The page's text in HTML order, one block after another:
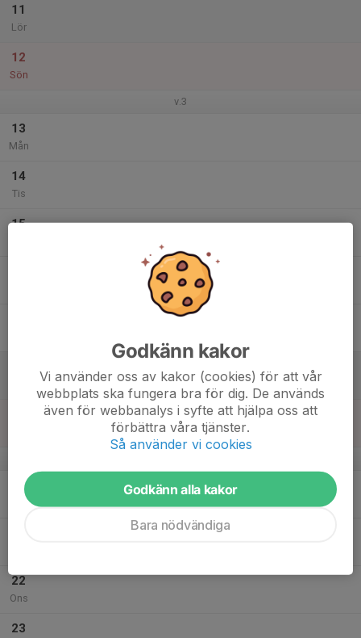
11
Lör
12
Sön
v.3
13
Mån
14
Tis
15
20
Mån
22
Ons
23
Godkänn kakor
Vi använder oss av kakor (cookies) för att vår
webbplats ska fungera bra för dig. De används
även för webbanalys i syfte att hjälpa oss att
förbättra våra tjänster.
Så använder vi cookies
Godkänn alla kakor
Bara nödvändiga